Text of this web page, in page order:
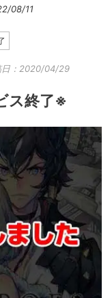
08/11
日：2020/04/29
ス終了※